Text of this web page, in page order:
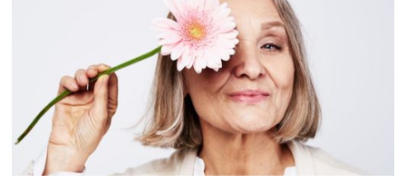
skære ned på slik og opbygge bæredygtige vaner.